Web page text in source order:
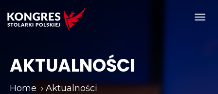
AKTUALNOŚCI
Home
Aktualności